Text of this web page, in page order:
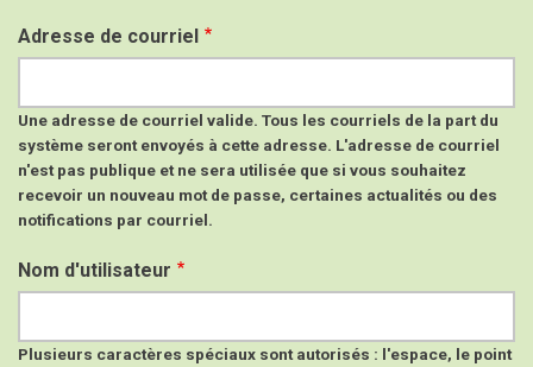
Adresse de courriel
Une adresse de courriel valide. Tous les courriels de la part du
système seront envoyés à cette adresse. L'adresse de courriel
n'est pas publique et ne sera utilisée que si vous souhaitez
recevoir un nouveau mot de passe, certaines actualités ou des
notifications par courriel.
Nom d'utilisateur
Plusieurs caractères spéciaux sont autorisés : l'espace, le point